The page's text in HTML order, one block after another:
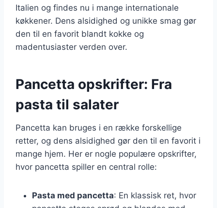
Italien og findes nu i mange internationale
køkkener. Dens alsidighed og unikke smag gør
den til en favorit blandt kokke og
madentusiaster verden over.
Pancetta opskrifter: Fra
pasta til salater
Pancetta kan bruges i en række forskellige
retter, og dens alsidighed gør den til en favorit i
mange hjem. Her er nogle populære opskrifter,
hvor pancetta spiller en central rolle:
Pasta med pancetta: En klassisk ret, hvor